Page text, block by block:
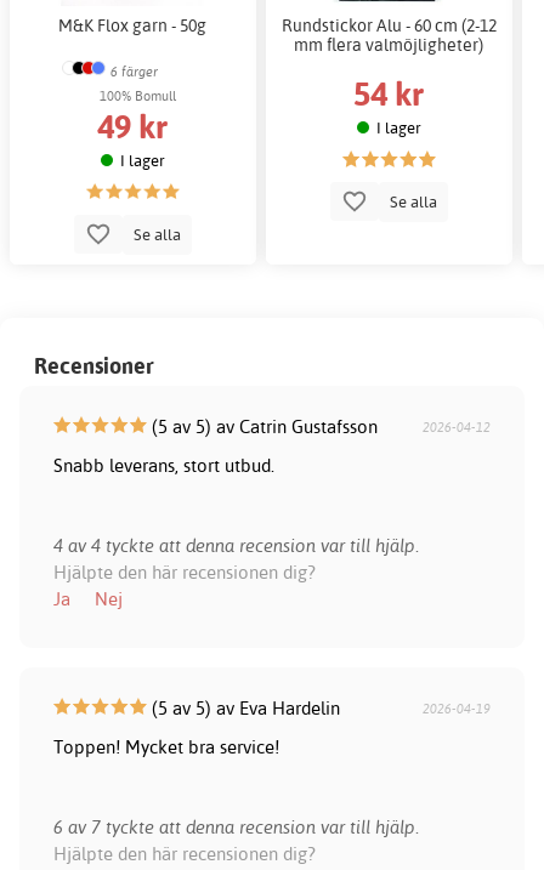
M&K Flox garn - 50g
6 färger
100% Bomull
49 kr
I lager
Se alla
Rundstickor Alu - 60 cm (2-12
mm flera valmöjligheter)
54 kr
I lager
Se alla
Recensioner
(5 av 5) av Catrin Gustafsson 2026-04-12
Snabb leverans, stort utbud.
4 av 4 tyckte att denna recension var till hjälp.
Hjälpte den här recensionen dig?
Ja
Nej
(5 av 5) av Eva Hardelin 2026-04-19
Toppen! Mycket bra service!
6 av 7 tyckte att denna recension var till hjälp.
Hjälpte den här recensionen dig?